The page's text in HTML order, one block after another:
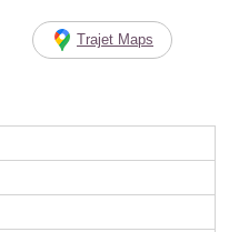
Trajet Maps